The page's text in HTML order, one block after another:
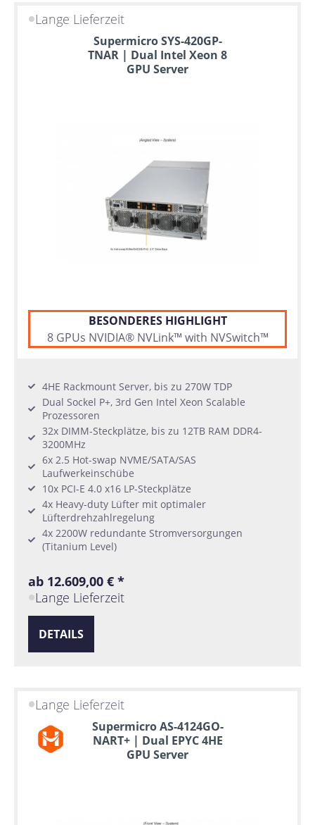
Lange Lieferzeit
Supermicro SYS-420GP-
TNAR | Dual Intel Xeon 8
GPU Server
BESONDERES HIGHLIGHT
8 GPUs NVIDIA® NVLink™ with NVSwitch™
4HE Rackmount Server, bis zu 270W TDP
Dual Sockel P+, 3rd Gen Intel Xeon Scalable
Prozessoren
32x DIMM-Steckplätze, bis zu 12TB RAM DDR4-
3200MHz
6x 2.5 Hot-swap NVME/SATA/SAS
Laufwerkeinschübe
10x PCI-E 4.0 x16 LP-Steckplätze
4x Heavy-duty Lüfter mit optimaler
Lüfterdrehzahlregelung
4x 2200W redundante Stromversorgungen
(Titanium Level)
ab 12.609,00 € *
Lange Lieferzeit
DETAILS
Lange Lieferzeit
Supermicro AS-4124GO-
NART+ | Dual EPYC 4HE
GPU Server